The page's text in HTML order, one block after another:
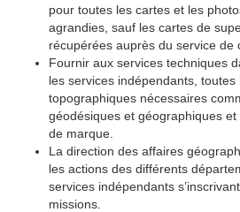
pour toutes les cartes et les
agrandies, sauf les cartes de
récupérées auprès du service de
Fournir aux services techniques
les services indépendants,
topographiques nécessaires
géodésiques et géographiques
de marque.
La direction des affaires
les actions des différents
services indépendants
missions.